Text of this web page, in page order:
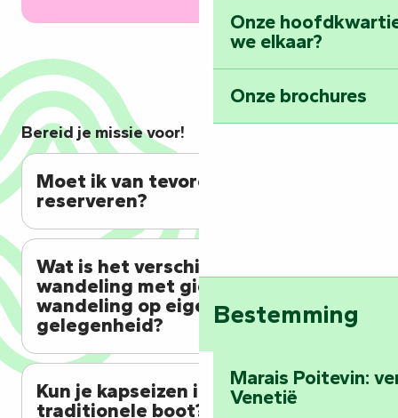
Onze
we elkaar?
Onze brochures
Bestemming
Marais Poitevin:
Venetië
Bereid je missie voor!
Moet ik van tevoren
reserveren?
Wat is het verschil tussen een
wandeling met gids en een
wandeling op eigen
gelegenheid?
Kun je kapseizen in een
traditionele boot? Is het